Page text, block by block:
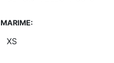
MARIME: